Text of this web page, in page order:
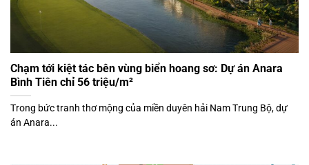
Chạm tới kiệt tác bên vùng biển hoang sơ: Dự án Anara
Bình Tiên chỉ 56 triệu/m²
Trong bức tranh thơ mộng của miền duyên hải Nam Trung Bộ, dự
án Anara...